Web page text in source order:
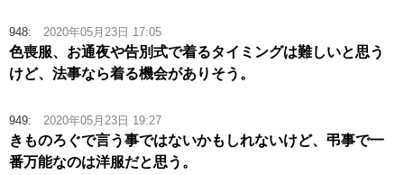
948: 2020年05月23日 17:05
色喪服、お通夜や告別式で着るタイミングは難しいと思う
けど、法事なら着る機会がありそう。
949: 2020年05月23日 19:27
きものろぐで言う事ではないかもしれないけど、弔事で一
番万能なのは洋服だと思う。